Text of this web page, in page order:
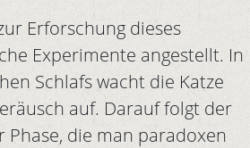
Erforschung dieses
Experimente angestellt. In
Schlafs wacht die Katze
auf. Darauf folgt der
Phase, die man paradoxen